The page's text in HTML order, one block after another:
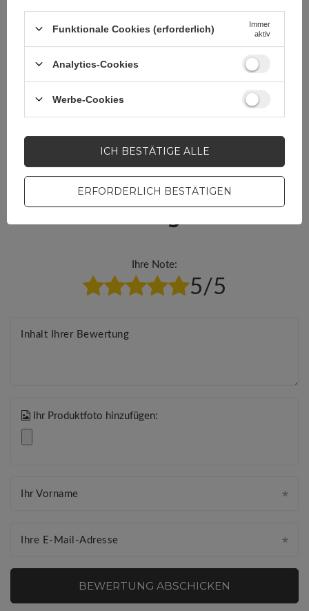
wir werden umgehend
antworten und die
Antworten für andere
veröffentlichen.
STELLE EINE FRAGE
MOBILTELEFONZUBEHÖR
Ihre Note:
5/5
Inhalt Ihrer Bewertung
Ihr Produktfoto hinzufügen:
Ihr Vorname
Ihre E-Mail-Adresse
BEWERTUNG ABSCHICKEN
Funktionale Cookies (erforderlich)
Immer
aktiv
Analytics-Cookies
Werbe-Cookies
ERFORDERLICH BESTÄTIGEN
ICH BESTÄTIGE ALLE